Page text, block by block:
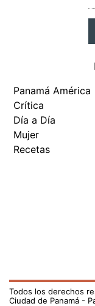
Panamá América
Crítica
Día a Día
Mujer
Recetas
Todos los derechos
Ciudad de Panamá -